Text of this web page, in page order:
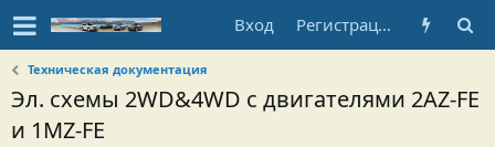
Вход Регистрация
Техническая документация
Эл. схемы 2WD&4WD с двигателями 2AZ-FE
и 1MZ-FE